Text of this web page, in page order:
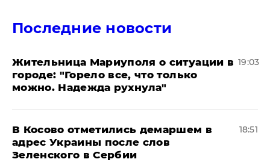
Последние новости
Жительница Мариуполя о ситуации в
городе: "Горело все, что только
можно. Надежда рухнула"
19:03
В Косово отметились демаршем в
адрес Украины после слов
Зеленского в Сербии
18:51